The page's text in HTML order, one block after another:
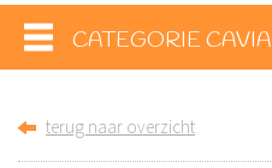
CATEGORIE CAVIA
terug naar overzicht